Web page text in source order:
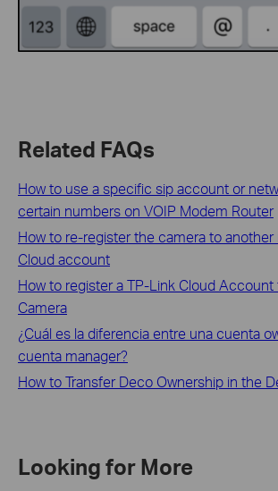
Related FAQs
How to use a specific sip account or
certain numbers on VOIP Modem Router
How to re-register the camera to another
Cloud account
How to register a TP-Link Cloud Account
Camera
¿Cuál es la diferencia entre una cuenta
cuenta manager?
How to Transfer Deco Ownership in the
Looking for More